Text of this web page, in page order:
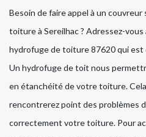
Besoin de faire appel à un
toiture à Sereilhac ? Adressez-
hydrofuge de toiture 87620 qui
Un hydrofuge de toit nous
en étanchéité de votre toiture.
rencontrerez point des problèmes
correctement votre toiture. Pour